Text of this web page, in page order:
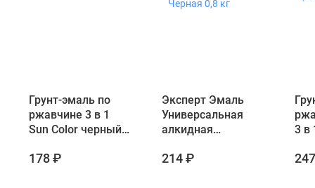
Грунт-эмаль по
ржавчине 3 в 1
Sun Color черный
178 ₽
Эксперт Эмаль
Универсальная
алкидная
Черная 0,8 кг
214 ₽
3 в